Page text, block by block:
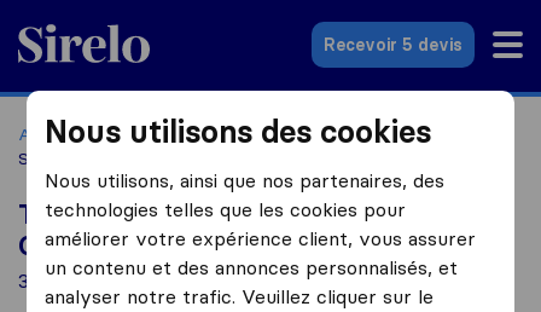
Sirelo.fr
Recevoir 5 devis
Accueil Déménageurs France
Déménageurs La Celle-
Saint-Cloud
Top 10 déménageurs à La Celle-Saint-
Cloud
3 déménageurs trouvés à La Celle-Saint-Cloud
Nous utilisons des cookies
Nous utilisons, ainsi que nos partenaires, des
technologies telles que les cookies pour
améliorer votre expérience client, vous assurer
un contenu et des annonces personnalisés, et
analyser notre trafic. Veuillez cliquer sur le